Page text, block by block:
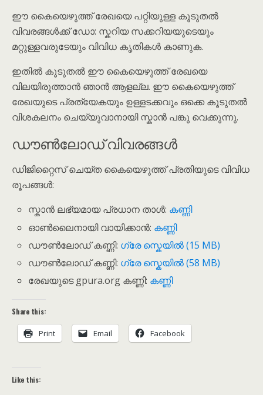
ഈ കൈയെഴുത്ത് രേഖയെ പറ്റിയുള്ള കൂടുതൽ
വിവരങ്ങൾക്ക് ഡോ: സ്കറിയ സക്കറിയയുടെയും
മറ്റുള്ളവരുടേയും വിവിധ കൃതികൾ കാണുക.
ഇതിൽ കൂടുതൽ ഈ കൈയെഴുത്ത് രേഖയെ
വിലയിരുത്താൻ ഞാൻ ആളല്ല. ഈ കൈയെഴുത്ത്
രേഖയുടെ പ്രത്യേകയും ഉള്ളടക്കവും ഒക്കെ കൂടുതൽ
വിശകലനം ചെയ്യുവാനായി സ്കാൻ പങ്കു വെക്കുന്നു.
ഡൗൺലോഡ് വിവരങ്ങൾ
ഡിജിറ്റൈസ് ചെയ്ത കൈയെഴുത്ത് പ്രതിയുടെ വിവിധ
രൂപങ്ങൾ:
സ്കാൻ ലഭ്യമായ പ്രധാന താൾ: കണ്ണി
ഓൺലൈനായി വായിക്കാൻ: കണ്ണി
ഡൗൺലോഡ് കണ്ണി: ഗ്രേ സ്കെയിൽ (15 MB)
ഡൗൺലോഡ് കണ്ണി: ഗ്രേ സ്കെയിൽ (58 MB)
രേഖയുടെ gpura.org കണ്ണി: കണ്ണി
Share this:
Print Email Facebook
Like this: